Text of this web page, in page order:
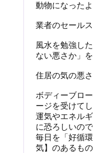
動物になった
業者のセール
風水を勉強し
ない悪さか」
住居の気の悪
ボディーブロ
ージを受けて
運気やエネル
に恐ろしいので
毎日を「好循
気】のあるも